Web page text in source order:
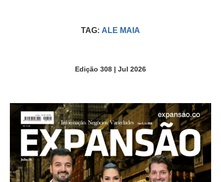
TAG: ALE MAIA
Edição 308 | Jul 2026